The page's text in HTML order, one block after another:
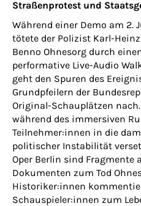
Straßenprotest und
Während einer Demo am 2.
tötete der Polizist Karl-
Benno Ohnesorg durch
performative Live-Audio
geht den Spuren des
Grundpfeilern der
Original-Schauplätzen
während des immersiven
Teilnehmer:innen in die
politischer Instabilität
Oper Berlin sind Fragmente
Dokumenten zum Tod
Historiker:innen
Schauspieler:innen zum